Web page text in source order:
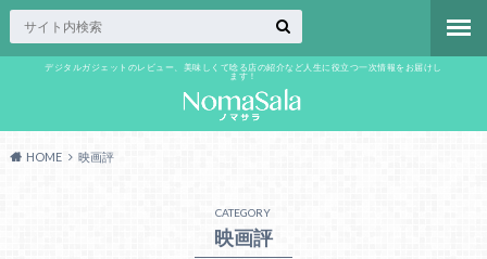
デジタルガジェットのレビュー、美味しくて唸る店の紹介など人生に役立つ一次情報をお届けし
ます！
HOME 映画評
CATEGORY
映画評